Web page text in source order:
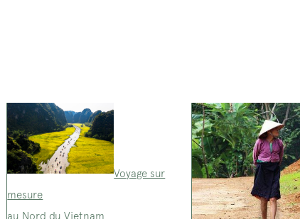
Voyage sur
mesure
au Nord du Vietnam